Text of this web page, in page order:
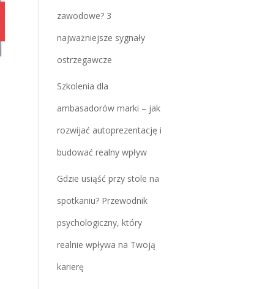
zawodowe? 3
najważniejsze sygnały
ostrzegawcze
Szkolenia dla
ambasadorów marki – jak
rozwijać autoprezentację i
budować realny wpływ
Gdzie usiąść przy stole na
spotkaniu? Przewodnik
psychologiczny, który
realnie wpływa na Twoją
karierę